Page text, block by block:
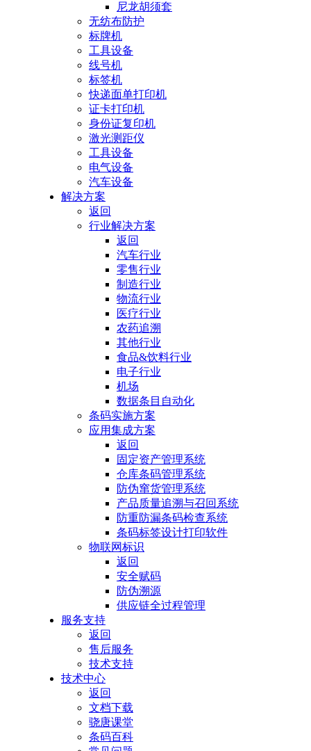
尼龙胡须套
无纺布防护
标牌机
工具设备
线号机
标签机
快递面单打印机
证卡打印机
身份证复印机
激光测距仪
工具设备
电气设备
汽车设备
解决方案
返回
行业解决方案
返回
汽车行业
零售行业
制造行业
物流行业
医疗行业
农药追溯
其他行业
食品&饮料行业
电子行业
机场
数据条目自动化
条码实施方案
应用集成方案
返回
固定资产管理系统
仓库条码管理系统
防伪窜货管理系统
产品质量追溯与召回系统
防重防漏条码检查系统
条码标签设计打印软件
物联网标识
返回
安全赋码
防伪溯源
供应链全过程管理
服务支持
返回
售后服务
技术支持
技术中心
返回
文档下载
骁唐课堂
条码百科